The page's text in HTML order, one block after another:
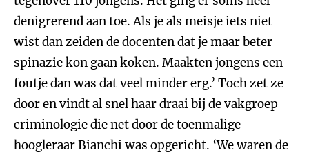
denigrerend aan toe. Als je als meisje iets niet
wist dan zeiden de docenten dat je maar beter
spinazie kon gaan koken. Maakten jongens een
foutje dan was dat veel minder erg.’ Toch zet ze
door en vindt al snel haar draai bij de vakgroep
criminologie die net door de toenmalige
hoogleraar Bianchi was opgericht. ‘We waren de